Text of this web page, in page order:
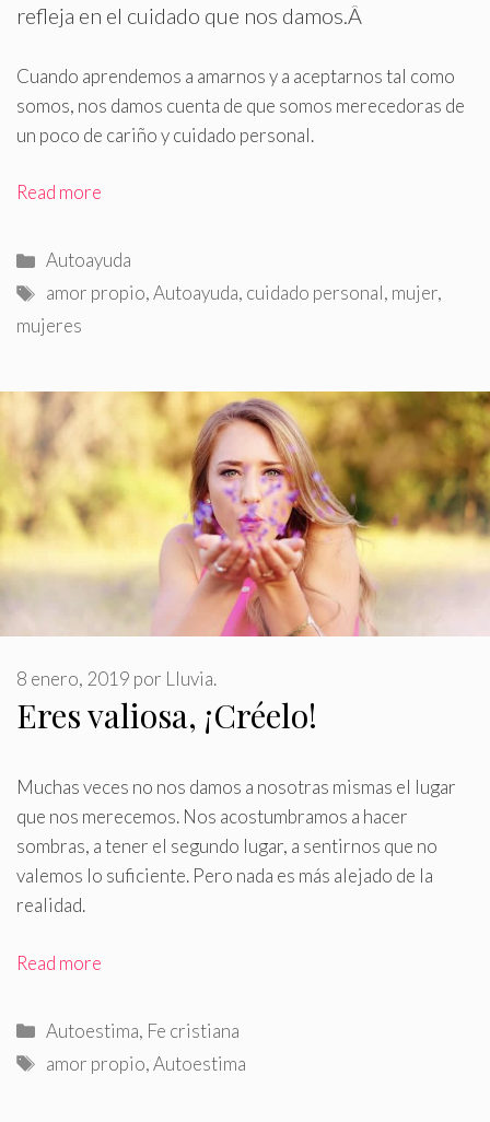
refleja en el cuidado que nos damos.Â
Cuando aprendemos a amarnos y a aceptarnos tal como
somos, nos damos cuenta de que somos merecedoras de
un poco de cariño y cuidado personal.
Read more
Categorías
Autoayuda
Etiquetas
amor propio,Autoayuda, cuidado personal, mujer,
mujeres
Eres valiosa, ¡Créelo!
8 enero, 2019 por Lluvia.
Muchas veces no nos damos a nosotras mismas el lugar
que nos merecemos. Nos acostumbramos a hacer
sombras, a tener el segundo lugar, a sentirnos que no
valemos lo suficiente. Pero nada es más alejado de la
realidad.
Read more
Categorías
Autoestima, Fe cristiana
Etiquetas
amor propio,Autoestima